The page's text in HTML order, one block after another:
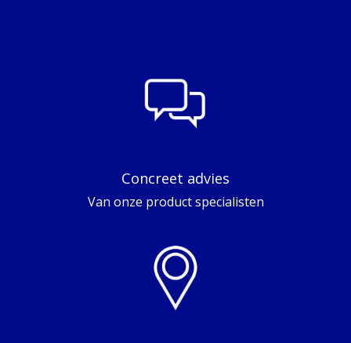
Concreet advies
Van onze product specialisten